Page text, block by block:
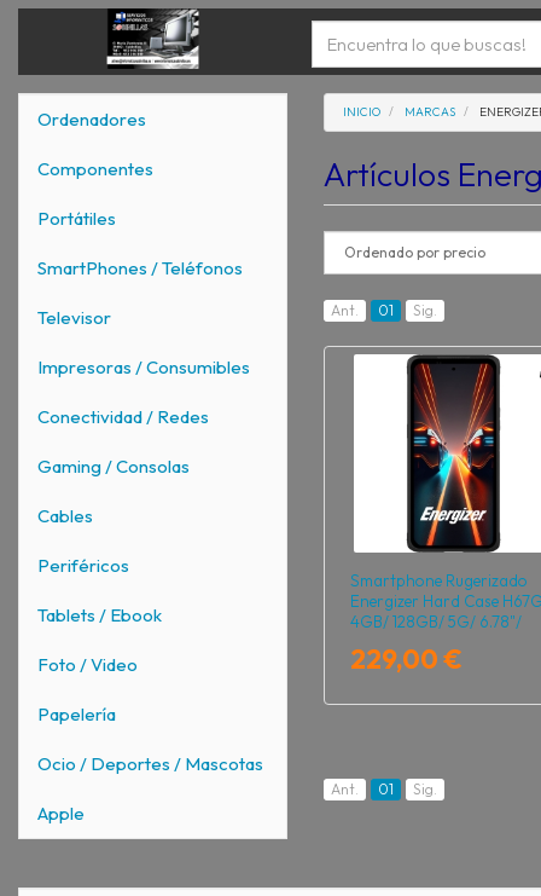
Ordenadores
Componentes
Portátiles
SmartPhones / Teléfonos
Televisor
Impresoras / Consumibles
Conectividad / Redes
Gaming / Consolas
Cables
Periféricos
Tablets / Ebook
Foto / Video
Papelería
Ocio / Deportes / Mascotas
Apple
INICIO MARCAS
Artículos
Ant. 01 Sig.
Smartphone Rugerizado
Energizer Hard Case
4GB/ 128GB/ 5G/ 6.78"/
229,00 €
Ant. 01 Sig.